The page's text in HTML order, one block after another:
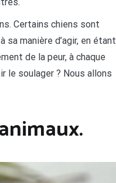
Certains chiens sont
manière d’agir, en étant
de la peur, à chaque
le soulager ? Nous allons